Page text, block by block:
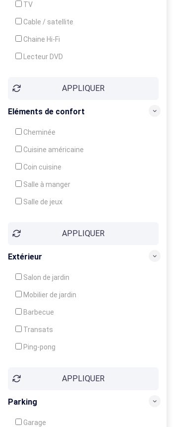
TV
Cable / satellite
Chaine Hi-Fi
Lecteur DVD
APPLIQUER
Eléments de confort
Cheminée
Cuisine américaine
Coin cuisine
Salle à manger
Salle de jeux
Balcon / Terrasse
APPLIQUER
Extérieur
Salon de jardin
Mobilier de jardin
Barbecue
Transats
Ping-pong
Jeux d'enfantsAPPLIQUER
Parking
Garage